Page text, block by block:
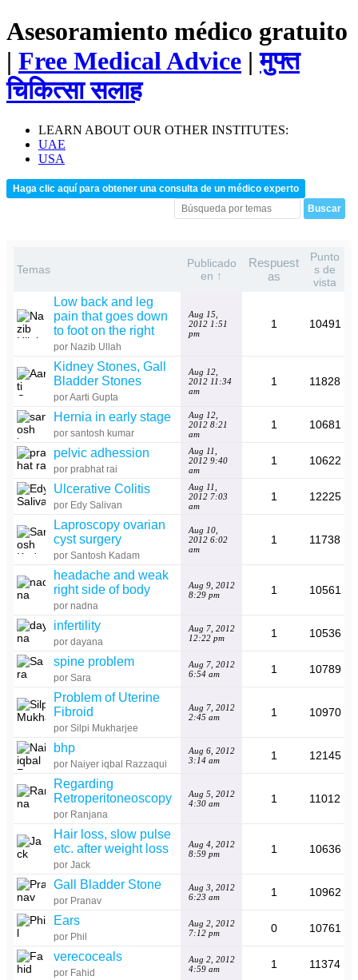
Asesoramiento médico gratuito
| Free Medical Advice |मुफ्त
चिकित्सा सलाह
LEARN ABOUT OUR OTHER INSTITUTES:
UAE
USA
Haga clic aquí para obtener una consulta de un médico experto
Temas
Publicado
en ↑
Respuest
as
Punto
s de
vista
Low back and leg
pain that goes down
to foot on the right
por Nazib Ullah
Aug 15,
2012 1:51
pm
1 10491
Kidney Stones, Gall
Bladder Stones
por Aarti Gupta
Aug 12,
2012 11:34
am
1 11828
Hernia in early stage
por santosh kumar
Aug 12,
2012 8:21
am
1 10681
pelvic adhession
por prabhat rai
Aug 11,
2012 9:40
am
1 10622
Ulcerative Colitis
por Edy Salivan
Aug 11,
2012 7:03
am
1 12225
Laproscopy ovarian
cyst surgery
por Santosh Kadam
Aug 10,
2012 6:02
am
1 11738
headache and weak
right side of body
por nadna
Aug 9, 2012
8:29 pm
1 10561
infertility
por dayana
Aug 7, 2012
12:22 pm
1 10536
spine problem
por Sara
Aug 7, 2012
6:54 am
1 10789
Problem of Uterine
Fibroid
por Silpi Mukharjee
Aug 7, 2012
2:45 am
1 10970
bhp
por Naiyer iqbal Razzaqui
Aug 6, 2012
3:14 am
1 12145
Regarding
Retroperitoneoscopy
por Ranjana
Aug 5, 2012
4:30 am
1 11012
Hair loss, slow pulse
etc. after weight loss
por Jack
Aug 4, 2012
8:59 pm
1 10636
Gall Bladder Stone
por Pranav
Aug 3, 2012
6:23 am
1 10962
Ears
por Phil
Aug 2, 2012
7:12 pm
0 10761
verecoceals
por Fahid
Aug 2, 2012
4:59 am
1 11374